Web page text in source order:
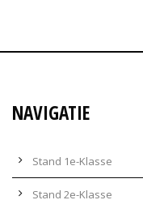
NAVIGATIE
Stand 1e-Klasse
Stand 2e-Klasse